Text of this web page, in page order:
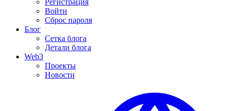
Регистрация
Войти
Сброс пароля
Блог
Сетка блога
Детали блога
Web3
Проекты
Новости